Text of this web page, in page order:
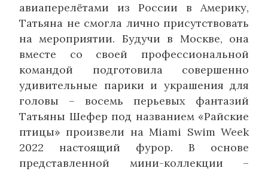
авиаперелётами из России в Америку,
Татьяна не смогла лично присутствовать
на мероприятии. Будучи в Москве, она
вместе со своей профессиональной
командой подготовила совершенно
удивительные парики и украшения для
головы – восемь перьевых фантазий
Татьяны Шефер под названием «Райские
птицы» произвели на Miami Swim Week
2022 настоящий фурор. В основе
представленной мини-коллекции –